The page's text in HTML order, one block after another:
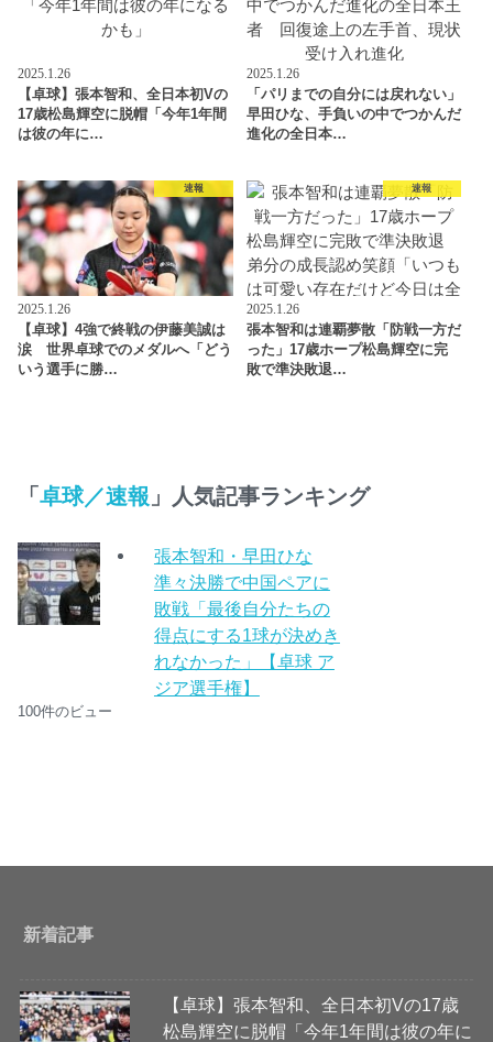
2025.1.26
【卓球】張本智和、全日本初Vの
17歳松島輝空に脱帽「今年1年間
は彼の年に…
2025.1.26
「パリまでの自分には戻れない」
早田ひな、手負いの中でつかんだ
進化の全日本…
速報
2025.1.26
【卓球】4強で終戦の伊藤美誠は
涙 世界卓球でのメダルへ「どう
いう選手に勝…
速報
2025.1.26
張本智和は連覇夢散「防戦一方だ
った」17歳ホープ松島輝空に完
敗で準決敗退…
「卓球／速報 」人気記事ランキング
張本智和・早田ひな
準々決勝で中国ペアに
敗戦「最後自分たちの
得点にする1球が決めき
れなかった」【卓球 ア
ジア選手権】
100件のビュー
新着記事
【卓球】張本智和、全日本初Vの17歳
松島輝空に脱帽「今年1年間は彼の年に